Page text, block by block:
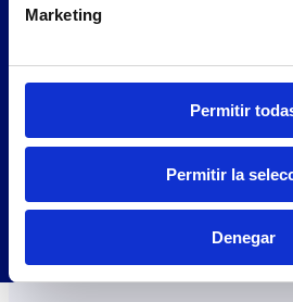
Marketing
Permitir
Permitir la
Denegar
pequeñas y
medianas…